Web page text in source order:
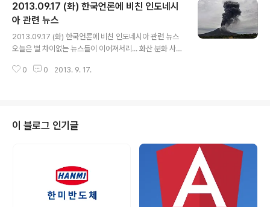
2013.09.17 (화) 한국언론에 비친 인도네시
아 관련 뉴스
2013.09.17 (화) 한국언론에 비친 인도네시아 관련 뉴스
오늘은 별 차이없는 뉴스들이 이어져서리... 화산 분화 사진
나붕 화산(Gunung Sinabung, 해발 2,460m)이 분화를
시 폭발로 인해 100억톤의 황산과 6억톤의 이산화황을 쏟
아내는 등 어마어마한 화산재가 태양을 가려 지구를 천 년
동안 빙하기에 들어가도록 만들었고, 이로 인해 이 시기의
인류 대부분이 멸종하고 몇 만명 수준의 인류만이 살아남
아 유전적 병목현상을 일으켰다는 설도 있습니다. (예전..
0 0 2013. 9. 17.
이 블로그 인기글